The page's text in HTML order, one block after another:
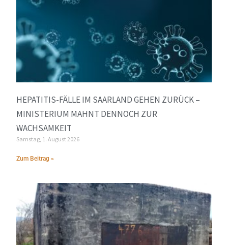
HEPATITIS-FÄLLE IM SAARLAND GEHEN ZURÜCK –
MINISTERIUM MAHNT DENNOCH ZUR
WACHSAMKEIT
Samstag, 1. August 2026
Zum Beitrag »